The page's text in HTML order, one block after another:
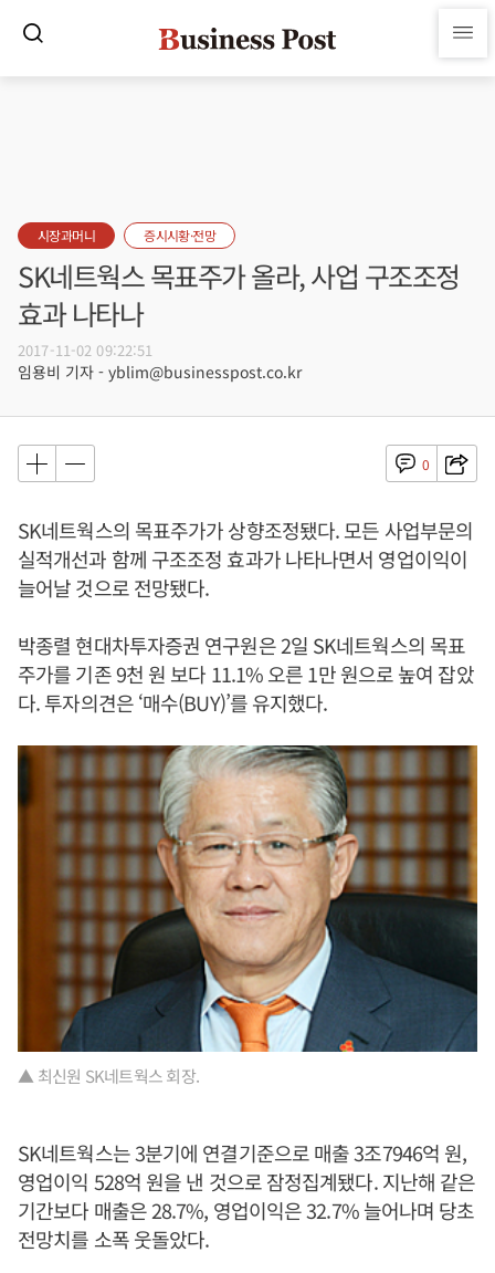
시장과머니 증시시황·전망
SK네트웍스 목표주가 올라, 사업 구조조정
효과 나타나
2017-11-02 09:22:51
임용비 기자 - yblim@businesspost.co.kr
0
SK네트웍스의 목표주가가 상향조정됐다. 모든 사업부문의
실적개선과 함께 구조조정 효과가 나타나면서 영업이익이
늘어날 것으로 전망됐다.
박종렬 현대차투자증권 연구원은 2일 SK네트웍스의 목표
주가를 기존 9천 원 보다 11.1% 오른 1만 원으로 높여 잡았
다. 투자의견은 ‘매수(BUY)’를 유지했다.
▲ 최신원 SK네트웍스 회장.
SK네트웍스는 3분기에 연결기준으로 매출 3조7946억 원,
영업이익 528억 원을 낸 것으로 잠정집계됐다. 지난해 같은
기간보다 매출은 28.7%, 영업이익은 32.7% 늘어나며 당초
전망치를 소폭 웃돌았다.